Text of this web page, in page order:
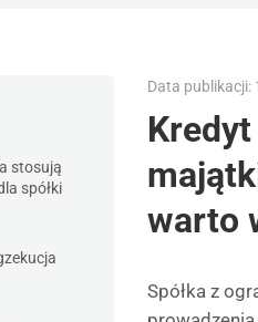
stosują
spółki
Data publikacji:
warto
Spółka z